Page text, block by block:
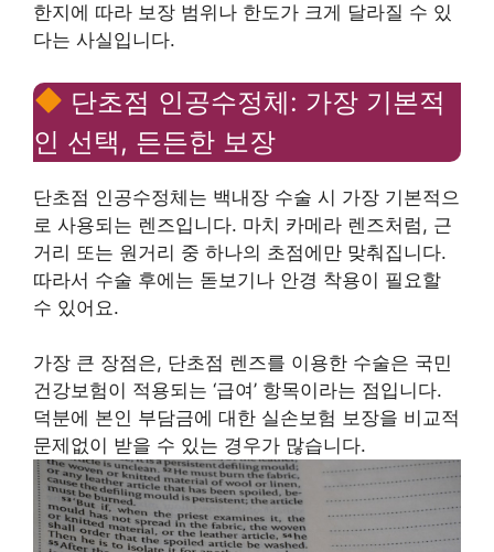
한지에 따라 보장 범위나 한도가 크게 달라질 수 있
다는 사실입니다.
단초점 인공수정체: 가장 기본적
인 선택, 든든한 보장
단초점 인공수정체는 백내장 수술 시 가장 기본적으
로 사용되는 렌즈입니다. 마치 카메라 렌즈처럼, 근
거리 또는 원거리 중 하나의 초점에만 맞춰집니다.
따라서 수술 후에는 돋보기나 안경 착용이 필요할
수 있어요.
가장 큰 장점은, 단초점 렌즈를 이용한 수술은 국민
건강보험이 적용되는 ‘급여’ 항목이라는 점입니다.
덕분에 본인 부담금에 대한 실손보험 보장을 비교적
문제없이 받을 수 있는 경우가 많습니다.